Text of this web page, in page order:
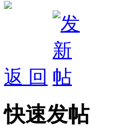
返 回
快速发帖